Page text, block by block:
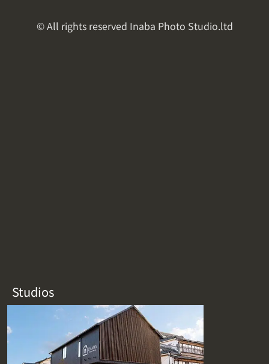
© All rights reserved Inaba Photo Studio.ltd
Studios